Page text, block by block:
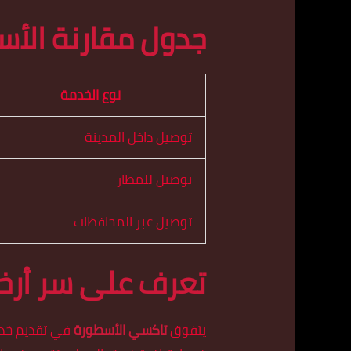
جدول مقارنة
نوع الخدمة
توصيل داخل المدينة
توصيل للمطار
توصيل عبر المحافظات
تعرف على سر
يتفوقتاكسي الأسطورةفي تقديم